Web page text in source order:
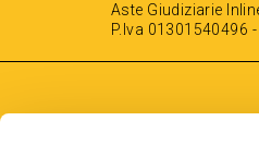
Aste Giudiziarie
P.Iva 01301540496